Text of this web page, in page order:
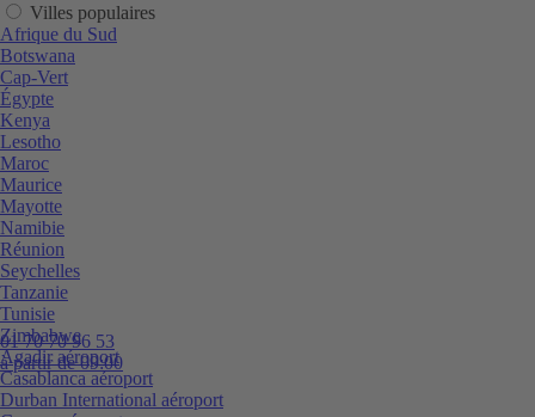
01 70 70 96 53
à partir de 09:00
Villes populaires
Afrique du Sud
Botswana
Cap-Vert
Égypte
Kenya
Lesotho
Maroc
Maurice
Mayotte
Namibie
Réunion
Seychelles
Tanzanie
Tunisie
Zimbabwe
Agadir aéroport
Casablanca aéroport
Durban International aéroport